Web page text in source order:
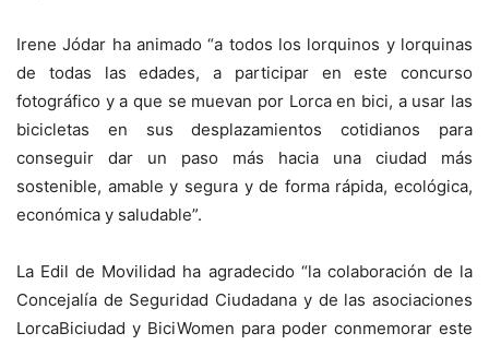
Irene Jódar ha animado “a todos los lorquinos y lorquinas
de todas las edades, a participar en este concurso
fotográfico y a que se muevan por Lorca en bici, a usar las
bicicletas en sus desplazamientos cotidianos para
conseguir dar un paso más hacia una ciudad más
sostenible, amable y segura y de forma rápida, ecológica,
económica y saludable”.
La Edil de Movilidad ha agradecido “la colaboración de la
Concejalía de Seguridad Ciudadana y de las asociaciones
LorcaBiciudad y BiciWomen para poder conmemorar este